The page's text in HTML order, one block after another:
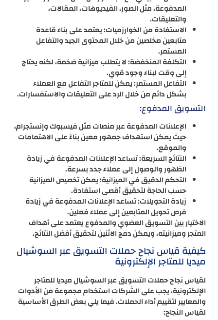
المدفوعة، مثل الصور، الفيديوهات، المقالات،
والتعليقات.
الاستفادة من الخوارزميات: يعتمد على بناء قاعدة
متابعين مخلصين من خلال المحتوى الجيد والتفاعل
المستمر.
التكلفة المنخفضة: لا يتطلب ميزانية ضخمة، لكنه يحتاج
إلى وقت لبناء وجود قوي.
التفاعل المستمر: يمكن للمتاجر التفاعل مع العملاء
بشكل دائم من خلال الرد على التعليقات والاستفسارات.
التسويق المدفوع:
الإعلانات المدفوعة عبر منصات مثل فيسبوك وإنستجرام،
حيث يمكن استهداف جمهور معين بناءً على الاهتمامات
والموقع.
النتائج السريعة: تساعد الإعلانات المدفوعة في زيادة
الظهور والوصول إلى عملاء جدد بسرعة.
التحكم الدقيق في الميزانية: يمكن تخصيص الميزانية
حسب الحاجة لتحقيق أقصى استفادة.
زيادة التحويلات: تساعد الإعلانات المدفوعة في زيادة
فرص تحويل المتابعين إلى عملاء فعلين.
الاختيار بين التسويق العضوي والمدفوع يعتمد على أهداف
المتجر وميزانيته، ويمكن دمج الاثنين لتحقيق أفضل النتائج.
كيفية قياس نجاح حملات التسويق عبر السوشيال
ميديا للمتاجر الإلكترونية
لقياس نجاح حملات التسويق عبر السوشيال ميديا للمتاجر
الإلكترونية، يجب على الشركات استخدام مجموعة من الأدوات
والمعايير لتقييم أداء الحملات. فيما يلي بعض الطرق الأساسية
لقياس النجاح: